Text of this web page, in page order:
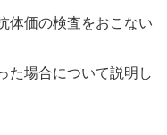
体価の検査をおこない
た場合について説明し